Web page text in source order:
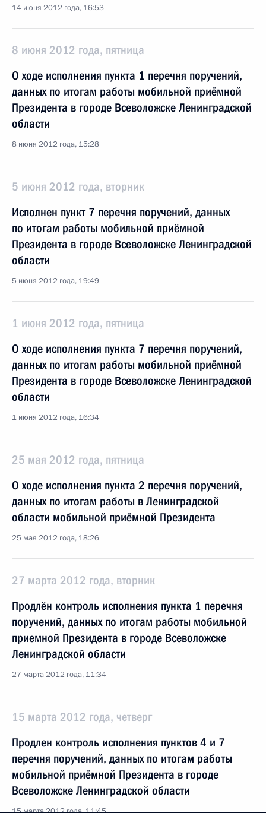
14 июня 2012 года, 16:53
8 июня 2012 года, пятница
О ходе исполнения пункта 1 перечня поручений,
данных по итогам работы мобильной приёмной
Президента в городе Всеволожске Ленинградской
области
8 июня 2012 года, 15:28
5 июня 2012 года, вторник
Исполнен пункт 7 перечня поручений, данных
по итогам работы мобильной приёмной
Президента в городе Всеволожске Ленинградской
области
5 июня 2012 года, 19:49
1 июня 2012 года, пятница
О ходе исполнения пункта 7 перечня поручений,
данных по итогам работы мобильной приёмной
Президента в городе Всеволожске Ленинградской
области
1 июня 2012 года, 16:34
25 мая 2012 года, пятница
О ходе исполнения пункта 2 перечня поручений,
данных по итогам работы в Ленинградской
области мобильной приёмной Президента
25 мая 2012 года, 18:26
27 марта 2012 года, вторник
Продлён контроль исполнения пункта 1 перечня
поручений, данных по итогам работы мобильной
приемной Президента в городе Всеволожске
Ленинградской области
27 марта 2012 года, 11:34
15 марта 2012 года, четверг
Продлен контроль исполнения пунктов 4 и 7
перечня поручений, данных по итогам работы
мобильной приёмной Президента в городе
Всеволожске Ленинградской области